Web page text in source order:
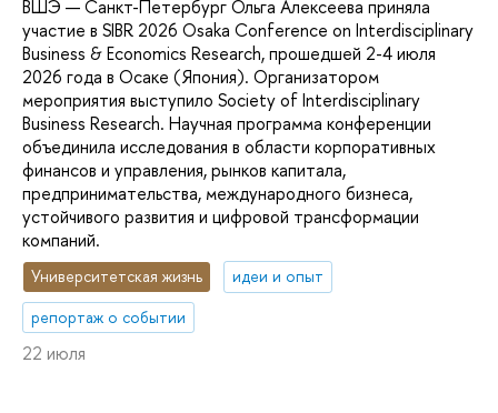
ВШЭ — Санкт-Петербург Ольга Алексеева приняла
участие в SIBR 2026 Osaka Conference on Interdisciplinary
Business & Economics Research, прошедшей 2-4 июля
2026 года в Осаке (Япония). Организатором
мероприятия выступило Society of Interdisciplinary
Business Research. Научная программа конференции
объединила исследования в области корпоративных
финансов и управления, рынков капитала,
предпринимательства, международного бизнеса,
устойчивого развития и цифровой трансформации
компаний.
Университетская жизнь
идеи и опыт
репортаж о событии
22 июля